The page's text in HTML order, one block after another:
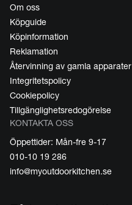
Om oss
Köpguide
Köpinformation
Reklamation
Återvinning av gamla apparater
Integritetspolicy
Cookiepolicy
Tillgänglighetsredogörelse
KONTAKTA OSS
Öppettider: Mån-fre 9-17
010-10 19 286
info@myoutdoorkitchen.se